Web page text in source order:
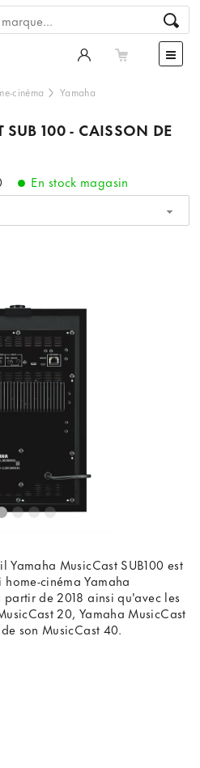
cinéma Yamaha
100 - CAISSON DE
En stock magasin
par un tiers. En affichant le
lestermes et conditions
Ne plus demander
Yamaha MusicCast SUB100 est
cinéma Yamaha
de 2018 ainsi qu'avec les
20, Yamaha MusicCast
son MusicCast 40.